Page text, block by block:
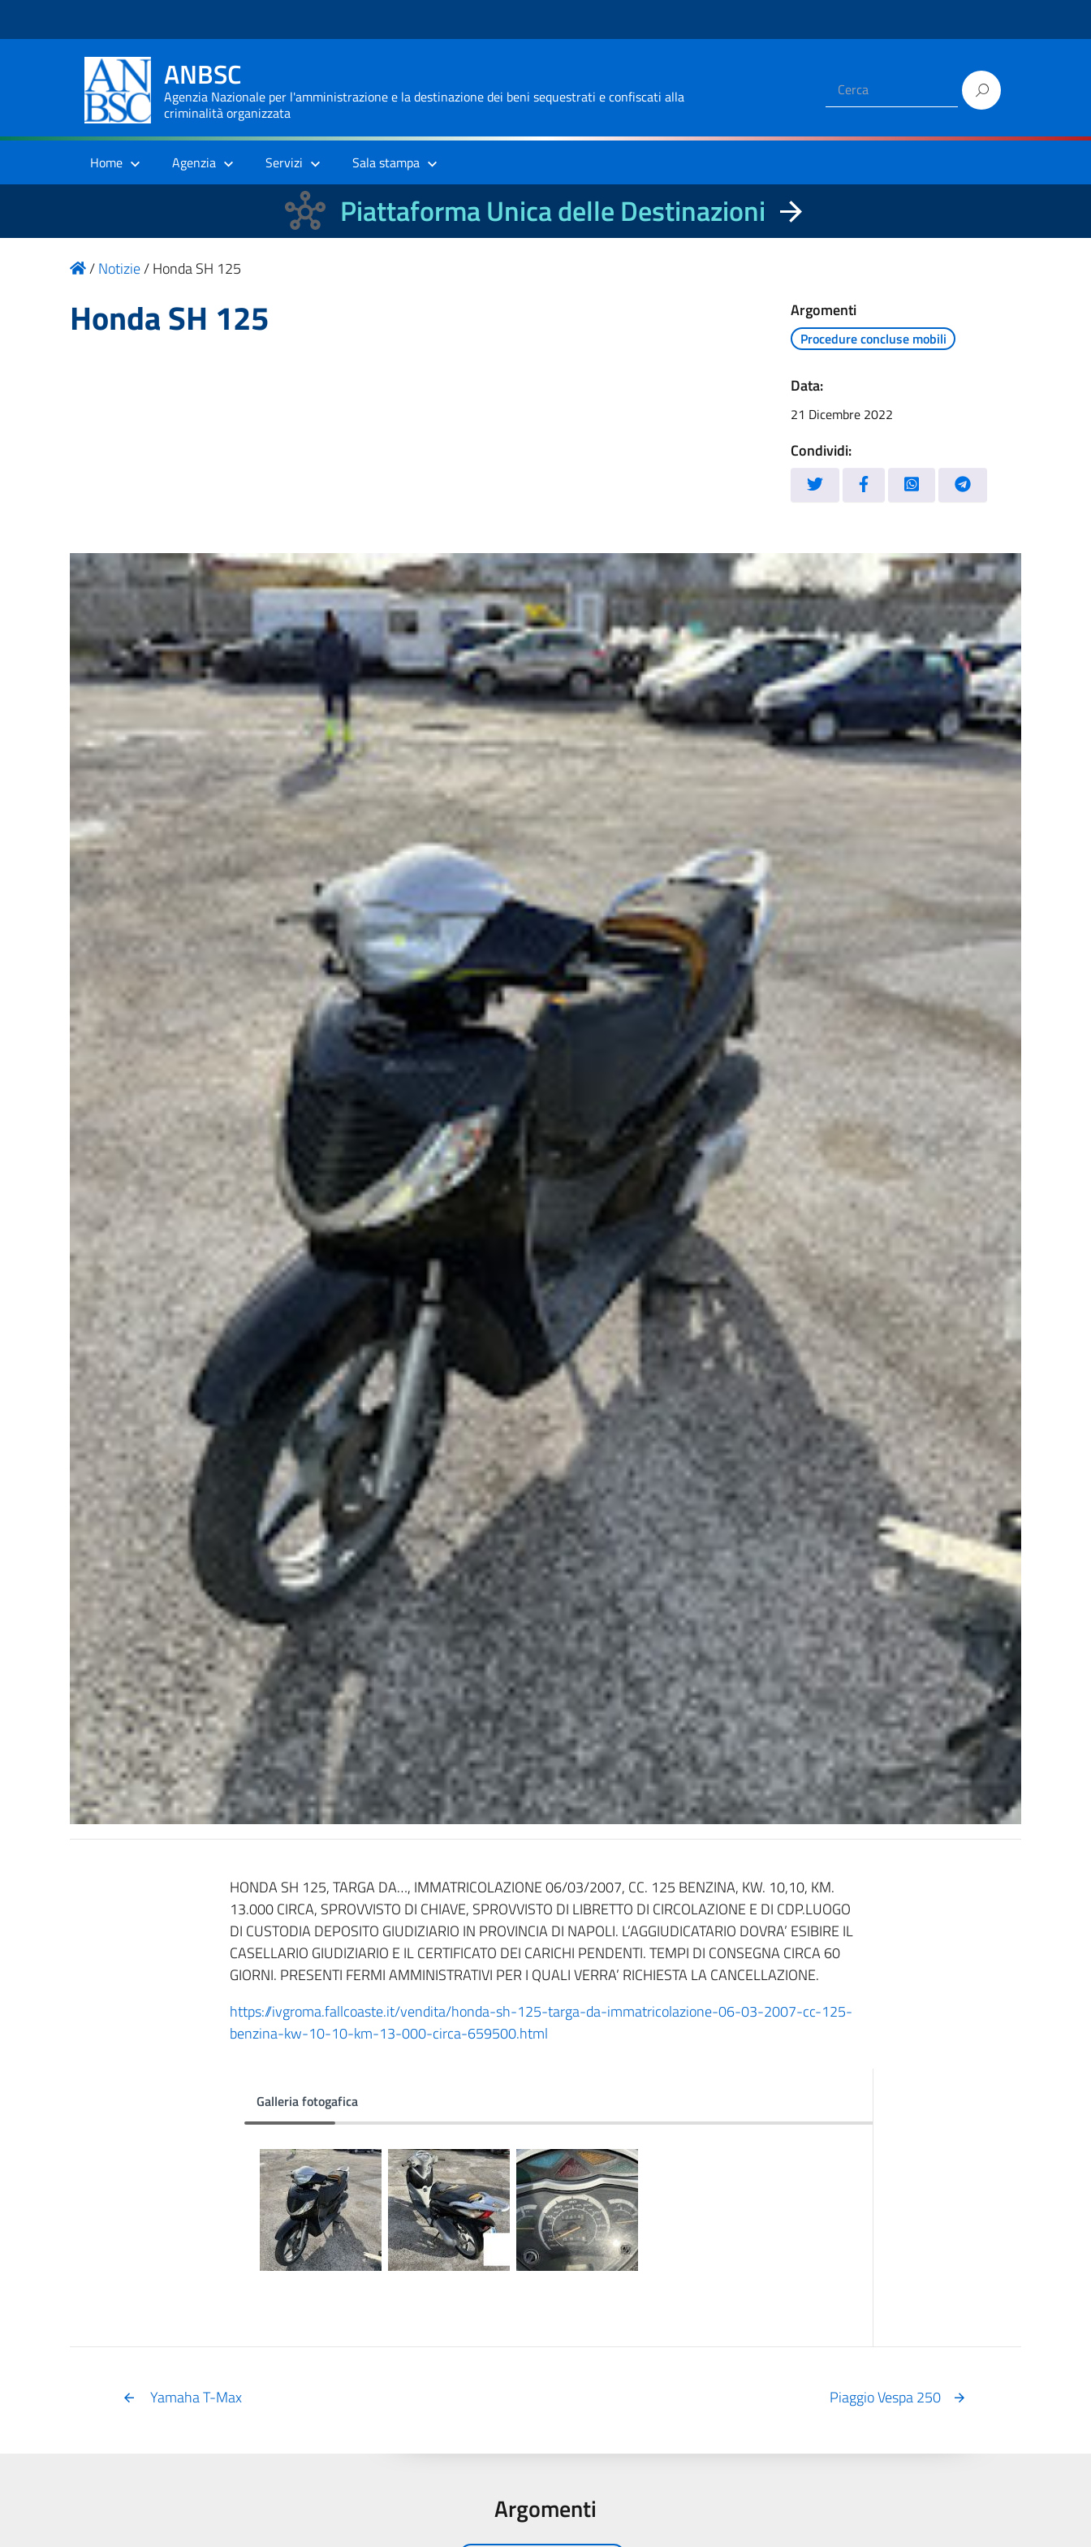
ANBSC
Agenzia Nazionale per l'amministrazione e la destinazione dei beni sequestrati e confiscati alla
criminalità organizzata
Home Agenzia Servizi Sala stampa
Piattaforma Unica delle Destinazioni
/Notizie/Honda SH 125
Honda SH 125 Argomenti
Procedure concluse mobili
Data:
21 Dicembre 2022
Condividi:
HONDA SH 125, TARGA DA…, IMMATRICOLAZIONE 06/03/2007, CC. 125 BENZINA, KW. 10,10, KM.
13.000 CIRCA, SPROVVISTO DI CHIAVE, SPROVVISTO DI LIBRETTO DI CIRCOLAZIONE E DI CDP.LUOGO
DI CUSTODIA DEPOSITO GIUDIZIARIO IN PROVINCIA DI NAPOLI. L’AGGIUDICATARIO DOVRA’ ESIBIRE IL
CASELLARIO GIUDIZIARIO E IL CERTIFICATO DEI CARICHI PENDENTI. TEMPI DI CONSEGNA CIRCA 60
GIORNI. PRESENTI FERMI AMMINISTRATIVI PER I QUALI VERRA’ RICHIESTA LA CANCELLAZIONE.
https://ivgroma.fallcoaste.it/vendita/honda-sh-125-targa-da-immatricolazione-06-03-2007-cc-125-
benzina-kw-10-10-km-13-000-circa-659500.html
Galleria fotogafica
Yamaha T-Max Piaggio Vespa 250
Argomenti